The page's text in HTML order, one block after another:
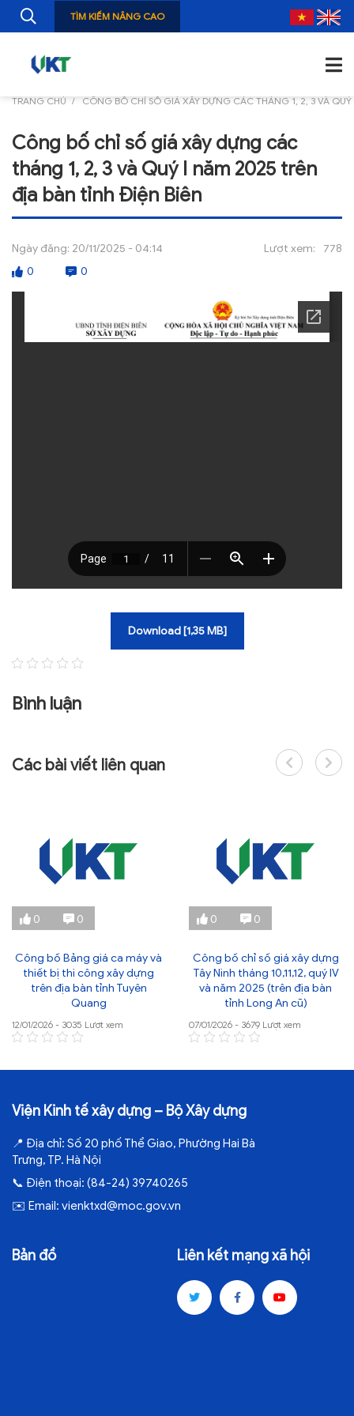
GIỚI THIỆU
TIN TỨC
NGHIÊN CỨU
ẤN PHẨM
TÌM KIẾM NÂNG CAO
TRANG CHỦ CÔNG BỐ CHỈ SỐ GIÁ XÂY DỰNG CÁC THÁNG 1, 2, 3 VÀ
Công bố chỉ số giá xây dựng các
tháng 1, 2, 3 và Quý I năm 2025 trên
địa bàn tỉnh Điện Biên
Ngày đăng: 20/11/2025 - 04:14 Lượt xem:
778
0
0
Download [1,35 MB]
Bình luận
Các bài viết liên quan
0 0
Công bố Bảng giá ca máy và
thiết bị thi công xây dựng
trên địa bàn tỉnh Tuyên
Quang
12/01/2026 - 3035 Lượt xem
0 0
Công bố chỉ số giá xây dựng
Tây Ninh tháng 10,11,12, quý IV
và năm 2025 (trên địa bàn
tỉnh Long An cũ)
07/01/2026 - 3679 Lượt xem
Viện Kinh tế xây dựng – Bộ Xây dựng
📍 Địa chỉ: Số 20 phố Thể Giao, Phường Hai Bà
Trưng, TP. Hà Nội
📞 Điện thoại: (84-24) 39740265
✉️ Email: vienktxd@moc.gov.vn
Bản đồ Liên kết mạng xã hội